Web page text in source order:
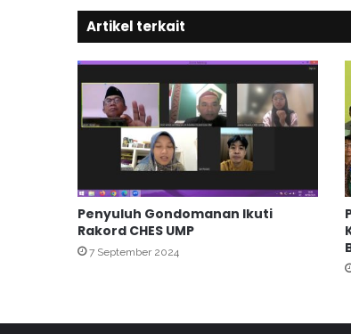
s
r
a
n
u
k
m
e
i
Artikel terkait
Penyuluh Gondomanan Ikuti
Rakord CHES UMP
7 September 2024